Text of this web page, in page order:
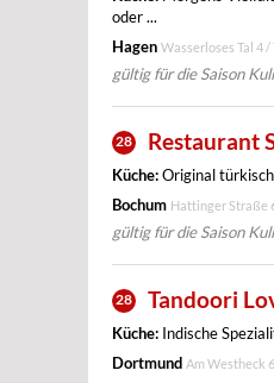
oder ...
Hagen Wasserloses Tal 4 /
gültig für die Saison
28 Restaurant
Küche:Original
Bochum Hattinger Straße
gültig für die Saison
28 Tandoori
Küche: Indische
Dortmund Am Westheck